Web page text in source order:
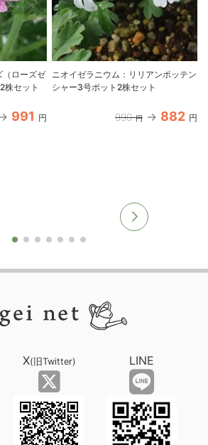
（ローズゼ
株セット
991 円
ニオイゼラニウム：リリアンポッテン
シャー3号ポット2株セット
990 円 882 円
X(旧Twitter) LINE